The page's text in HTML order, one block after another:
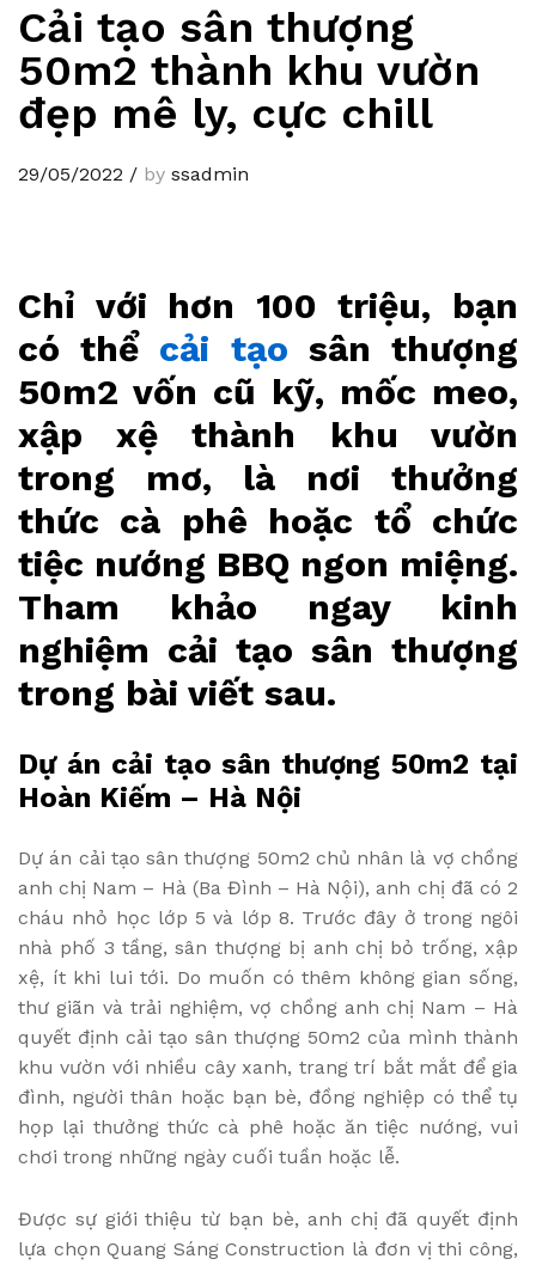
Cải tạo sân thượng
50m2 thành khu vườn
đẹp mê ly, cực chill
29/05/2022 / by ssadmin
Chỉ với hơn 100 triệu, bạn
có thể cải tạo sân thượng
50m2 vốn cũ kỹ, mốc meo,
xập xệ thành khu vườn
trong mơ, là nơi thưởng
thức cà phê hoặc tổ chức
tiệc nướng BBQ ngon miệng.
Tham khảo ngay kinh
nghiệm cải tạo sân thượng
trong bài viết sau.
Dự án cải tạo sân thượng 50m2 tại
Hoàn Kiếm – Hà Nội
Dự án cải tạo sân thượng 50m2 chủ nhân là vợ chồng
anh chị Nam – Hà (Ba Đình – Hà Nội), anh chị đã có 2
cháu nhỏ học lớp 5 và lớp 8. Trước đây ở trong ngôi
nhà phố 3 tầng, sân thượng bị anh chị bỏ trống, xập
xệ, ít khi lui tới. Do muốn có thêm không gian sống,
thư giãn và trải nghiệm, vợ chồng anh chị Nam – Hà
quyết định cải tạo sân thượng 50m2 của mình thành
khu vườn với nhiều cây xanh, trang trí bắt mắt để gia
đình, người thân hoặc bạn bè, đồng nghiệp có thể tụ
họp lại thưởng thức cà phê hoặc ăn tiệc nướng, vui
chơi trong những ngày cuối tuần hoặc lễ.
Được sự giới thiệu từ bạn bè, anh chị đã quyết định
lựa chọn Quang Sáng Construction là đơn vị thi công,